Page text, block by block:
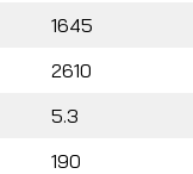
1645
2610
5.3
190